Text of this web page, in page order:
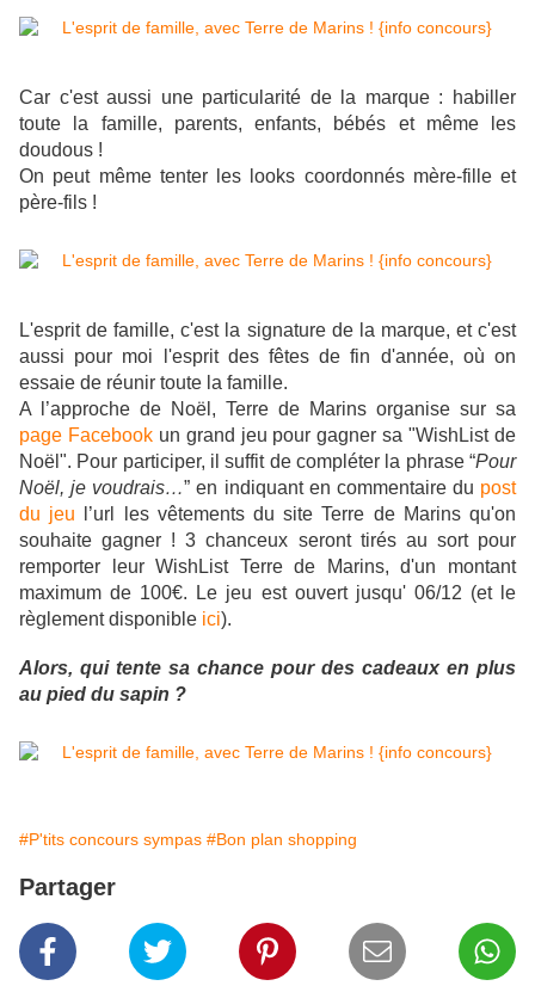
Car c'est aussi une particularité de la marque : habiller
toute la famille, parents, enfants, bébés et même les
doudous !
On peut même tenter les looks coordonnés mère-fille et
père-fils !
L'esprit de famille, c'est la signature de la marque, et c'est
aussi pour moi l'esprit des fêtes de fin d'année, où on
essaie de réunir toute la famille.
A l’approche de Noël, Terre de Marins organise sur sa
page Facebookun grand jeu pour gagner sa "WishList de
Noël". Pour participer, il suffit de compléter la phrase “Pour
Noël, je voudrais…” en indiquant en commentaire du post
du jeu l’url les vêtements du site Terre de Marins qu'on
souhaite gagner !3 chanceux seront tirés au sort pour
remporter leur WishList Terrede Marins, d'un montant
maximum de 100€. Le jeu est ouvert jusqu' 06/12 (et le
règlement disponible ici).
Alors, qui tente sa chance pour des cadeaux en plus
au pied du sapin ?
#P'tits concours sympas #Bon plan shopping
Partager